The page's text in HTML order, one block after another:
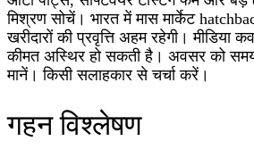
मिश्रण सोचें। भारत में मास मार्केट
खरीदारों की प्रवृत्ति अहम रहेगी। मीडिया
कीमत अस्थिर हो सकती है। अवसर को
मानें। किसी सलाहकार से चर्चा करें।
गहन विश्लेषण